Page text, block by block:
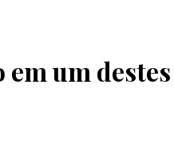
um destes